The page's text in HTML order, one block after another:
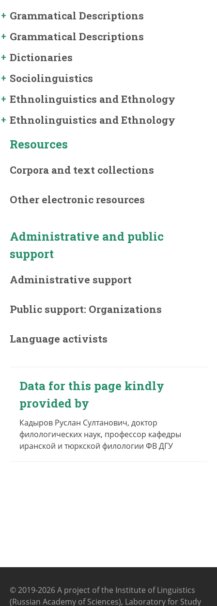
Grammatical Descriptions
Grammatical Descriptions
Dictionaries
Sociolinguistics
Ethnolinguistics and Ethnology
Ethnolinguistics and Ethnology
Resources
Corpora and text collections
Other electronic resources
Administrative and public
support
Administrative support
Public support: Organizations
Language activists
Data for this page kindly
provided by
Кадыров Руслан Султанович, доктор
филологических наук, профессор кафедры
иранской и тюркской филологии ФВ ДГУ
© 2019-2026 A project of the Institute of Linguistics
(Russian Academy of Sciences), Laboratory for Study